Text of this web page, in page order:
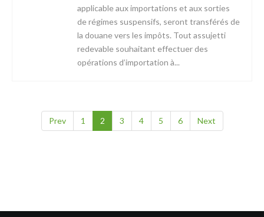
applicable aux importations et aux sorties
de régimes suspensifs, seront transférés de
la douane vers les impôts. Tout assujetti
redevable souhaitant effectuer des
opérations d’importation à...
Prev 1 2 3 4 5 6 Next